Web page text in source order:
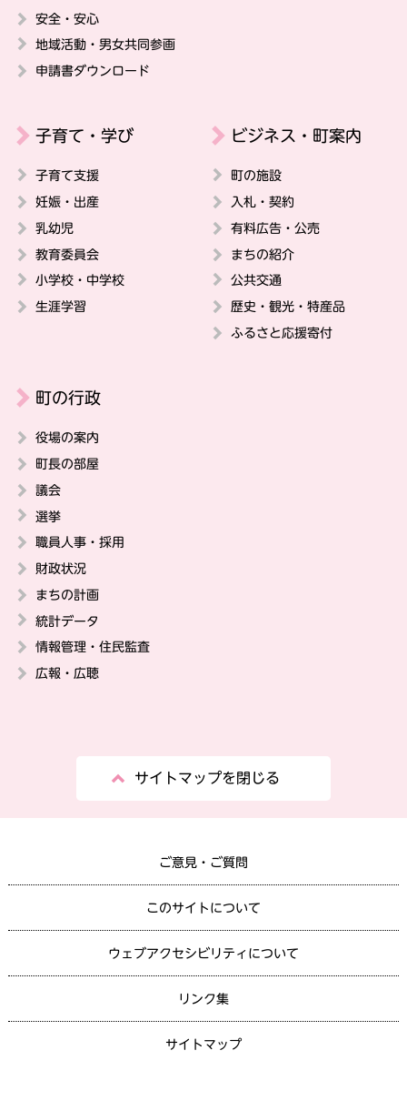
安全・安心
地域活動・男女共同参画
申請書ダウンロード
子育て・学び
子育て支援
妊娠・出産
乳幼児
教育委員会
小学校・中学校
生涯学習
ビジネス・町案内
町の施設
入札・契約
有料広告・公売
まちの紹介
公共交通
歴史・観光・特産品
ふるさと応援寄付
町の行政
役場の案内
町長の部屋
議会
選挙
職員人事・採用
財政状況
まちの計画
統計データ
情報管理・住民監査
広報・広聴
サイトマップを閉じる
ご意見・ご質問
このサイトについて
ウェブアクセシビリティについて
リンク集
サイトマップ